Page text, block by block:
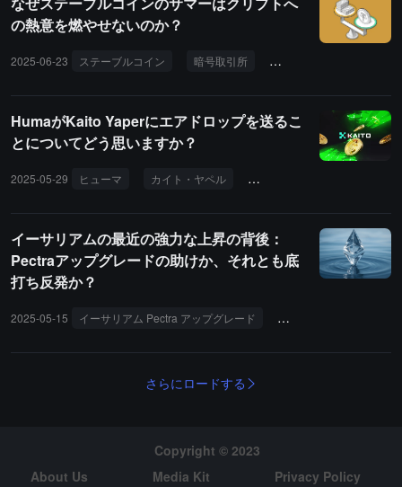
の熱意を燃やせないのか？
2025-06-23 ステーブルコイン 暗号取引所 従来の銀行
HumaがKaito Yaperにエアドロップを送るこ
とについてどう思いますか？
2025-05-29 ヒューマ カイト・ヤペル クッキー
イーサリアムの最近の強力な上昇の背後：
Pectraアップグレードの助けか、それとも底
打ち反発か？
2025-05-15 イーサリアム Pectra アップグレード EIP
さらにロードする
Copyright © 2023
About Us
Media Kit Privacy Policy